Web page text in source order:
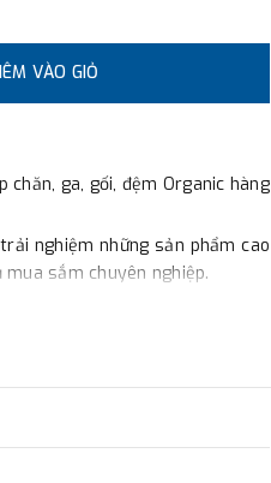
VÀO GIỎ
ga, gối, đệm Organic hàng
nghiệm những sản phẩm cao
sắm chuyên nghiệp.
được sản xuất theo quy
lượng và độ bền cực kì cao.
vệ làn da và đặc biệt là thân
phẩm ngủ chất lượng với chi phí